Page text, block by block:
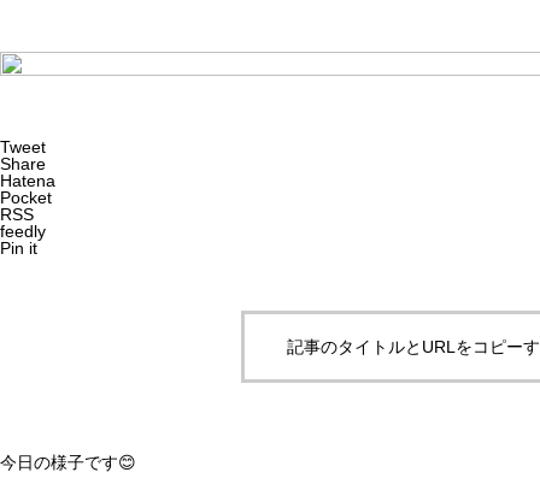
Tweet
Share
Hatena
Pocket
RSS
feedly
Pin it
記事のタイトルとURLをコピー
今日の様子です😊